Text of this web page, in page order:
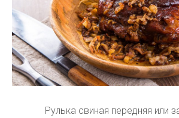
Рулька свиная передняя или